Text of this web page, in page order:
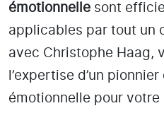
émotionnelle sont
applicables par tout un
avec Christophe Haag,
l’expertise d’un
émotionnelle pour votre